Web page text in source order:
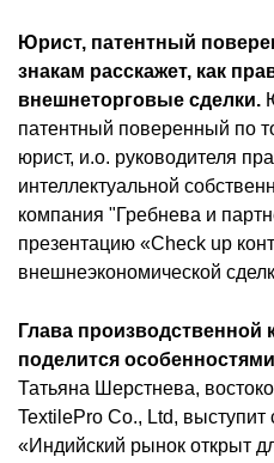
Юрист, патентный
знакам расскажет, как
внешнеторговые сделки.
патентный поверенный по
юрист, и.о. руководителя
интеллектуальной
компания "Гребнева и
презентацию «Check up
внешнеэкономической
Глава
поделится
Татьяна Шерстнева,
TextilePro Co., Ltd, выступит
«Индийский рынок открыт